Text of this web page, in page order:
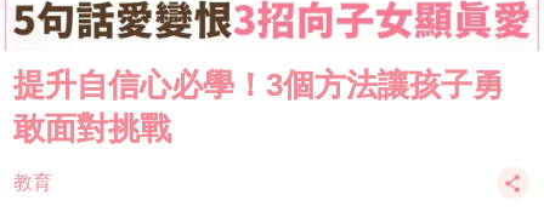
提升自信心必學！3個方法讓孩子勇
敢面對挑戰
教育